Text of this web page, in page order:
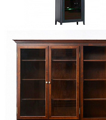
Шкаф-витрина
165 600 ₽
В корзину
Спальня
Деревянные кровати с
Кровати
Кровати
Кровати